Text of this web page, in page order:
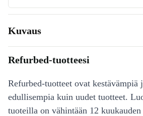
Kuvaus
Refurbed-tuotteesi
Refurbed-tuotteet ovat kestävämpiä
edullisempia kuin uudet tuotteet.
tuoteilla on vähintään 12